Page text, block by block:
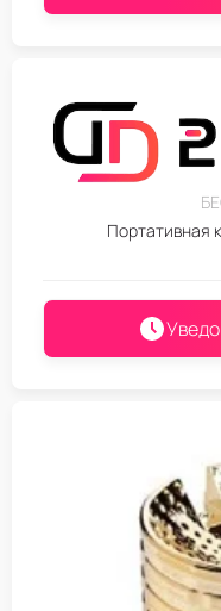
Портативная